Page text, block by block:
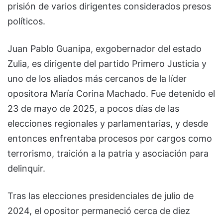
prisión de varios dirigentes considerados presos
políticos.
Juan Pablo Guanipa, exgobernador del estado
Zulia, es dirigente del partido Primero Justicia y
uno de los aliados más cercanos de la líder
opositora María Corina Machado. Fue detenido el
23 de mayo de 2025, a pocos días de las
elecciones regionales y parlamentarias, y desde
entonces enfrentaba procesos por cargos como
terrorismo, traición a la patria y asociación para
delinquir.
Tras las elecciones presidenciales de julio de
2024, el opositor permaneció cerca de diez